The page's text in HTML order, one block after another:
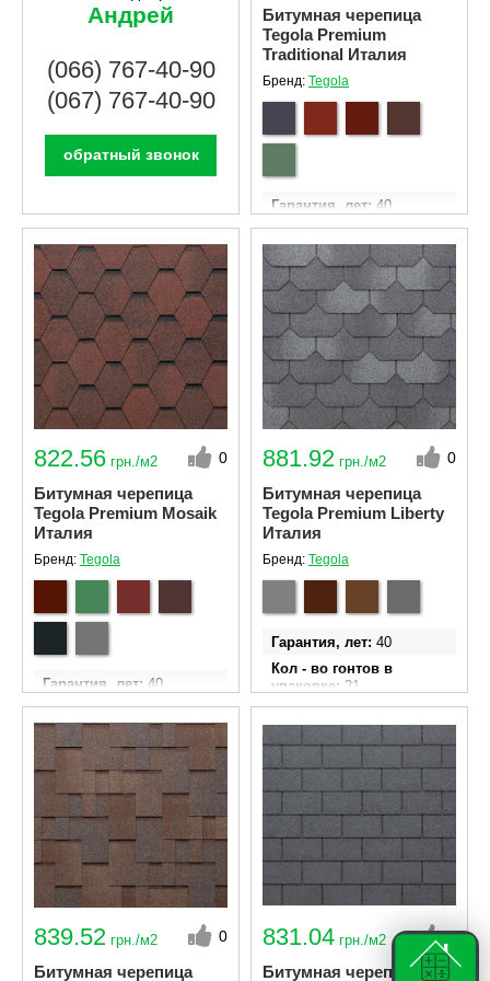
Андрей
(066) 767-40-90
(067) 767-40-90
обратный звонок
Битумная черепица
Tegola Premium
Traditional Италия
Бренд: Tegola
Гарантия, лет 40
Кол - во гонтов в
упаковке 21
Ширина гонта
340 мм
Длина гонта 1000 мм
Площадь эффективного
покрытия одной
упаковки м²
3.05
822.56 грн./м2 0
Битумная черепица
Tegola Premium Mosaik
Италия
Бренд: Tegola
Гарантия, лет 40
Кол - во гонтов в
упаковке 24
Ширина гонта
340 мм
Длина гонта
1000 мм
Площадь эффективного
покрытия одной
упаковки м²
3.45
881.92 грн./м2 0
Битумная черепица
Tegola Premium Liberty
Италия
Бренд: Tegola
Гарантия, лет 40
Кол - во гонтов в
упаковке
21
Ширина гонта 340 мм
1000 мм
Площадь эффективного
покрытия одной
упаковки м²
839.52 грн./м2 0
Битумная черепица
831.04 грн./м2 0
Битумная черепица